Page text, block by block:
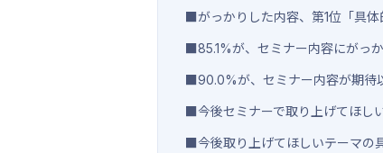
■がっかりした内容、第1位「具体
■85.1%が、セミナー内容にがっ
■90.0%が、セミナー内容が期待
■今後セミナーで取り上げてほし
■今後取り上げてほしいテーマの